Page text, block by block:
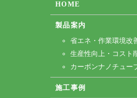
HOME
製品案内
省エネ・作業環境改
生産性向上・コスト
カーボンナノチュー
施工事例